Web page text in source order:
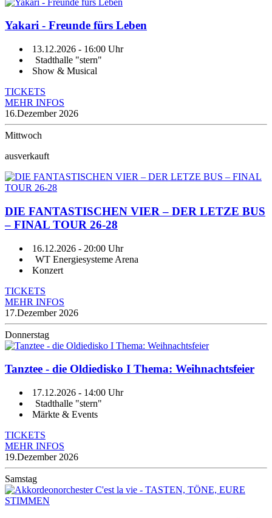
Yakari - Freunde fürs Leben
13.12.2026 - 16:00 Uhr
Stadthalle "stern"
Show & Musical
TICKETS
MEHR INFOS
16.Dezember 2026
Mittwoch
ausverkauft
DIE FANTASTISCHEN VIER – DER LETZE BUS
– FINAL TOUR 26-28
16.12.2026 - 20:00 Uhr
WT Energiesysteme Arena
Konzert
TICKETS
MEHR INFOS
17.Dezember 2026
Donnerstag
Tanztee - die Oldiedisko I Thema: Weihnachtsfeier
17.12.2026 - 14:00 Uhr
Stadthalle "stern"
Märkte & Events
TICKETS
MEHR INFOS
19.Dezember 2026
Samstag